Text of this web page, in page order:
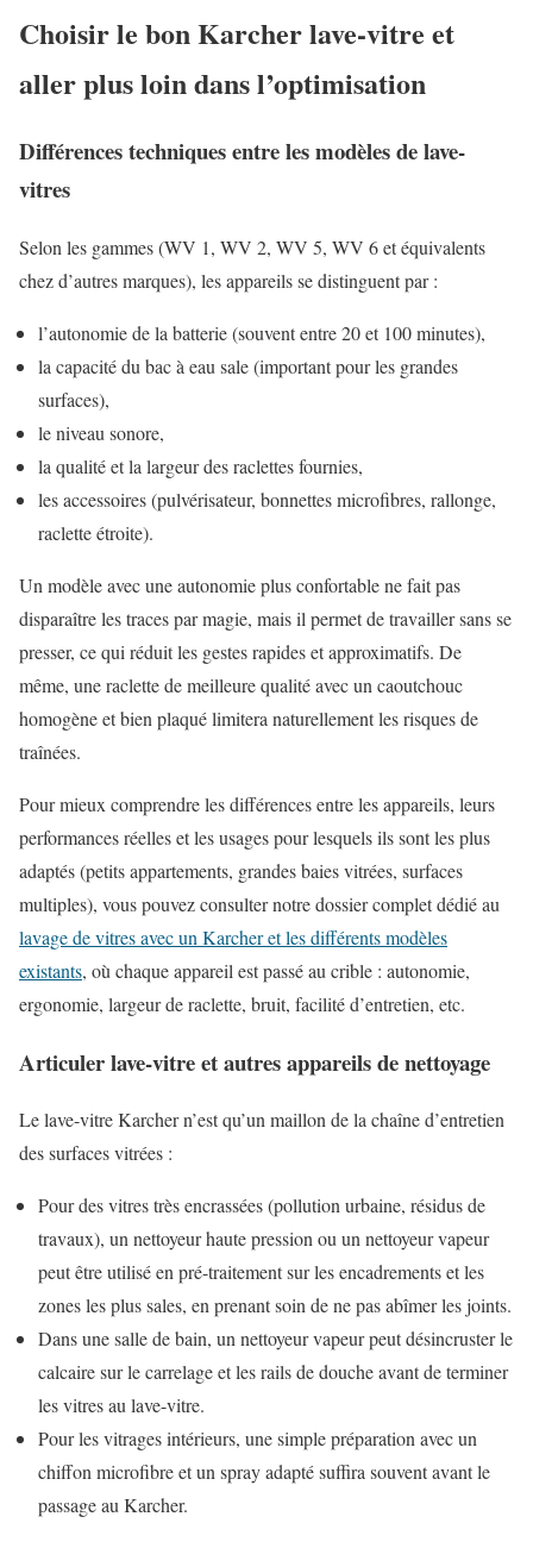
Choisir le bon Karcher lave-vitre et
aller plus loin dans l’optimisation
Différences techniques entre les modèles de lave-
vitres
Selon les gammes (WV 1, WV 2, WV 5, WV 6 et équivalents
chez d’autres marques), les appareils se distinguent par :
l’autonomie de la batterie (souvent entre 20 et 100 minutes),
la capacité du bac à eau sale (important pour les grandes
surfaces),
le niveau sonore,
la qualité et la largeur des raclettes fournies,
les accessoires (pulvérisateur, bonnettes microfibres, rallonge,
raclette étroite).
Un modèle avec une autonomie plus confortable ne fait pas
disparaître les traces par magie, mais il permet de travailler sans se
presser, ce qui réduit les gestes rapides et approximatifs. De
même, une raclette de meilleure qualité avec un caoutchouc
homogène et bien plaqué limitera naturellement les risques de
traînées.
Pour mieux comprendre les différences entre les appareils, leurs
performances réelles et les usages pour lesquels ils sont les plus
adaptés (petits appartements, grandes baies vitrées, surfaces
multiples), vous pouvez consulter notre dossier complet dédié au
lavage de vitres avec un Karcher et les différents modèles
existants, où chaque appareil est passé au crible : autonomie,
ergonomie, largeur de raclette, bruit, facilité d’entretien, etc.
Articuler lave-vitre et autres appareils de nettoyage
Le lave-vitre Karcher n’est qu’un maillon de la chaîne d’entretien
des surfaces vitrées :
Pour des vitres très encrassées (pollution urbaine, résidus de
travaux), un nettoyeur haute pression ou un nettoyeur vapeur
peut être utilisé en pré-traitement sur les encadrements et les
zones les plus sales, en prenant soin de ne pas abîmer les joints.
Dans une salle de bain, un nettoyeur vapeur peut désincruster le
calcaire sur le carrelage et les rails de douche avant de terminer
les vitres au lave-vitre.
Pour les vitrages intérieurs, une simple préparation avec un
chiffon microfibre et un spray adapté suffira souvent avant le
passage au Karcher.